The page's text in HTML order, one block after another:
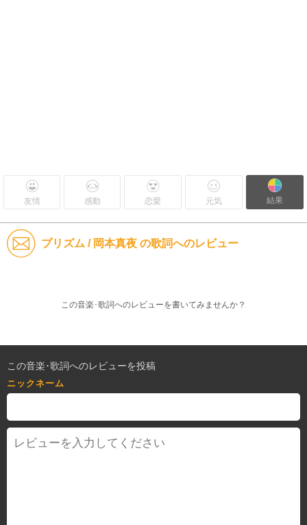
友情 感動 恋愛 元気 結果
プリズム / 岡本真夜 の歌詞へのレビュー
この音楽･歌詞へのレビューを書いてみませんか？
この音楽･歌詞へのレビューを投稿
ニックネーム